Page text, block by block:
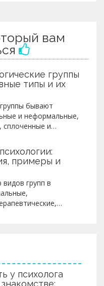
вам
группы
типы и их
бывают
и неформальные,
и
в команде,
и менять среду
примеры и
групп в
у психолога